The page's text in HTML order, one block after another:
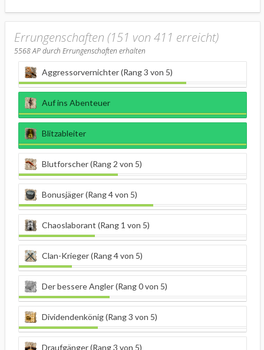
Errungenschaften (151 von 411 erreicht)
5568AP durch Errungenschaften erhalten
Aggressorvernichter (Rang 3 von 5)
Auf ins Abenteuer
Blitzableiter
Blutforscher (Rang 2 von 5)
Bonusjäger (Rang 4 von 5)
Chaoslaborant (Rang 1 von 5)
Clan-Krieger (Rang 4 von 5)
Der bessere Angler (Rang 0 von 5)
Dividendenkönig (Rang 3 von 5)
Draufgänger (Rang 3 von 5)